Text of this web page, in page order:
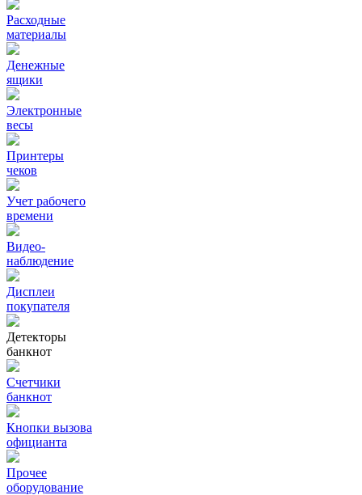
Расходные
материалы
Денежные
ящики
Электронные
весы
Принтеры
чеков
Учет рабочего
времени
Видео‑
наблюдение
Дисплеи
покупателя
Детекторы
банкнот
Счетчики
банкнот
Кнопки вызова
официанта
Прочее
оборудование